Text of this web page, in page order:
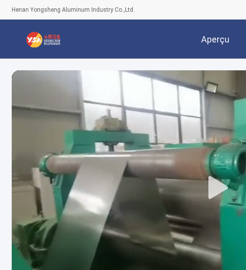
Henan Yongsheng Aluminum Industry Co.,Ltd.
Aperçu